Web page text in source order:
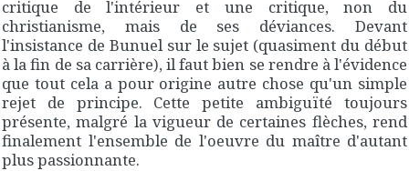
critique de l'intérieur et une critique, non du
christianisme, mais de ses déviances. Devant
l'insistance de Bunuel sur le sujet (quasiment du début
à la fin de sa carrière), il faut bien se rendre à l'évidence
que tout cela a pour origine autre chose qu'un simple
rejet de principe. Cette petite ambiguïté toujours
présente, malgré la vigueur de certaines flèches, rend
finalement l'ensemble de l'oeuvre du maître d'autant
plus passionnante.